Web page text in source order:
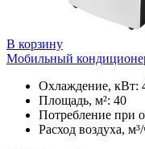
В корзину
Мобильный
Охлаждение, кВт:
Площадь, м²: 40
Потребление при
Расход воздуха,